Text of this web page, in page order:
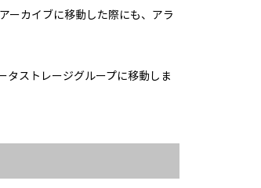
ーカイブに移動した際にも、アラ
タストレージグループに移動しま